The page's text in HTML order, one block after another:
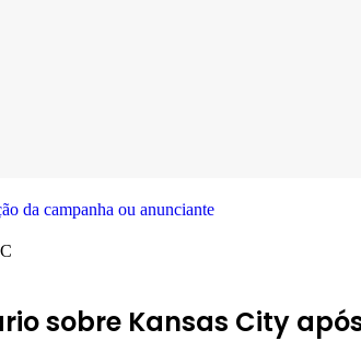
sobre Kansas City